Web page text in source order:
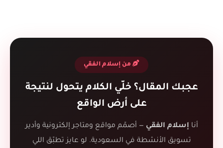
من إسلام الفقي
عجبك المقال؟ خلّي الكلام يتحول لنتيجة
على أرض الواقع
أنا إسلام الفقي — أصمّم مواقع ومتاجر إلكترونية وأدير
تسويق الأنشطة في السعودية. لو عايز تطبّق اللي